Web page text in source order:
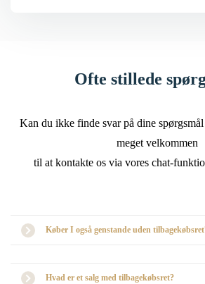
Ofte stillede
Kan du ikke finde svar på dine
meget velkommen
til at kontakte os via vores chat-
Køber I også genstande uden
Hvad er et salg med tilbagekøbsret?